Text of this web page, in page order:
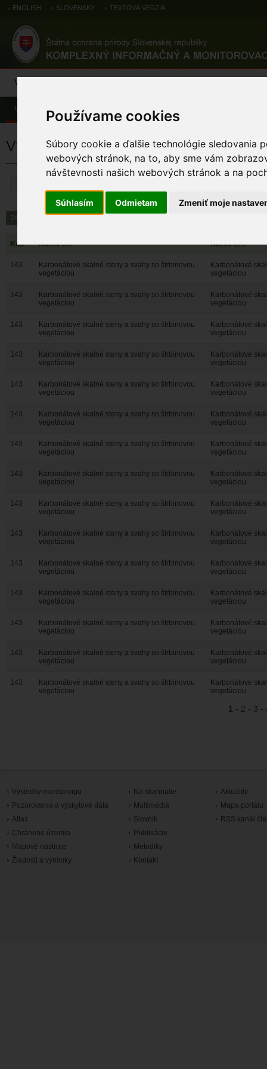
Používame cookies
Súbory cookie a ďalšie technológie sledovania
webových stránok, na to, aby sme vám
návštevnosti našich webových stránok a na
Súhlasím Odmietam Zmeniť moje
ENGLISH SLOVENSKY TEXTOVÁ VERZIA
Výsledky monitoringu
Úvod
Výsledky monitoringu
Kód Názov SK Názov LAT
143
Karbonátové skalné steny a svahy so štrbinovou
vegetáciou
Karbonátové
vegetáciou
143
Karbonátové skalné steny a svahy so štrbinovou
vegetáciou
Karbonátové
vegetáciou
143
Karbonátové skalné steny a svahy so štrbinovou
vegetáciou
Karbonátové
vegetáciou
143
Karbonátové skalné steny a svahy so štrbinovou
vegetáciou
Karbonátové
vegetáciou
143
Karbonátové skalné steny a svahy so štrbinovou
vegetáciou
Karbonátové
vegetáciou
143
Karbonátové skalné steny a svahy so štrbinovou
vegetáciou
Karbonátové
vegetáciou
143
Karbonátové skalné steny a svahy so štrbinovou
vegetáciou
Karbonátové
vegetáciou
143
Karbonátové skalné steny a svahy so štrbinovou
vegetáciou
Karbonátové
vegetáciou
143
Karbonátové skalné steny a svahy so štrbinovou
vegetáciou
Karbonátové
vegetáciou
143
Karbonátové skalné steny a svahy so štrbinovou
vegetáciou
Karbonátové
vegetáciou
143
Karbonátové skalné steny a svahy so štrbinovou
vegetáciou
Karbonátové
vegetáciou
143
Karbonátové skalné steny a svahy so štrbinovou
vegetáciou
Karbonátové
vegetáciou
143
Karbonátové skalné steny a svahy so štrbinovou
vegetáciou
Karbonátové
vegetáciou
143
Karbonátové skalné steny a svahy so štrbinovou
vegetáciou
Karbonátové
vegetáciou
143
Karbonátové skalné steny a svahy so štrbinovou
vegetáciou
Karbonátové
vegetáciou
1 - 2 - 3 -
Výsledky monitoringu
Pozorovania a výskytové dáta
Atlas
Chránené územia
Mapové nástroje
Žiadosti a výnimky
Na stiahnutie
Multimédiá
Slovník
Publikácie
Metodiky
Kontakt
Aktuality
Mapa portálu
RSS kanál